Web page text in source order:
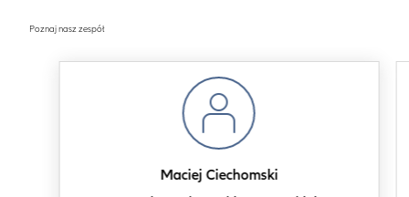
Poznaj nasz zespół
Maciej Ciechomski